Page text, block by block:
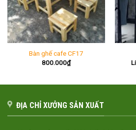
Bàn ghế cafe CF17
800.000₫
ĐỊA CHỈ XƯỞNG SẢN XUẤT